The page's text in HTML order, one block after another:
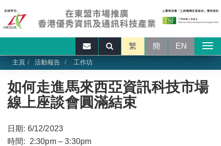
繁 簡 EN
主頁 活動報告 工作坊
如何走進馬來西亞資訊科技市場
線上座談會圓滿結束
日期: 6/12/2023
時間: 2:30pm – 3:30pm